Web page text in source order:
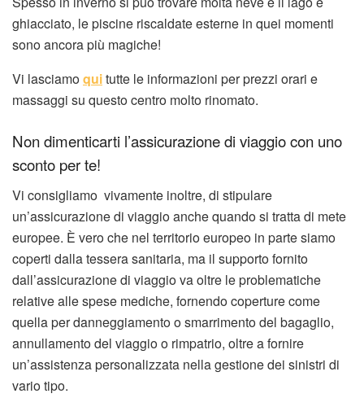
ghiacciato, le piscine riscaldate esterne in quei momenti
sono ancora più magiche!
Vi lasciamoquitutte le informazioni per prezzi orari e
massaggi su questo centro molto rinomato.
Non dimenticarti l’assicurazione di viaggio con uno
sconto per te!
Vi consigliamo vivamente inoltre, di stipulare
un’assicurazione di viaggio anche quando si tratta di mete
europee. È vero che nel territorio europeo in parte siamo
coperti dalla tessera sanitaria, ma il supporto fornito
dall’assicurazione di viaggio va oltre le problematiche
relative alle spese mediche, fornendo coperture come
quella per danneggiamento o smarrimento del bagaglio,
annullamento del viaggio o rimpatrio, oltre a fornire
un’assistenza personalizzata nella gestione dei sinistri di
vario tipo.